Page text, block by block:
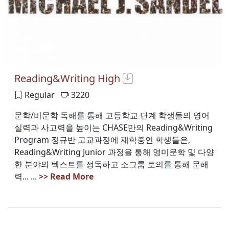
Reading&Writing High
Regular
3220
문학/비문학 독해를 통해 고등학교 단계 학생들의 영어
실력과 사고력을 높이는 CHASE만의 Reading&Writing
Program 정규반 고교과정에 재학중인 학생들은,
Reading&Writing Junior 과정을 통해 영미문학 및 다양
한 분야의 텍스트를 정독하고 소그룹 토의를 통해 문해
력... ... >> Read More